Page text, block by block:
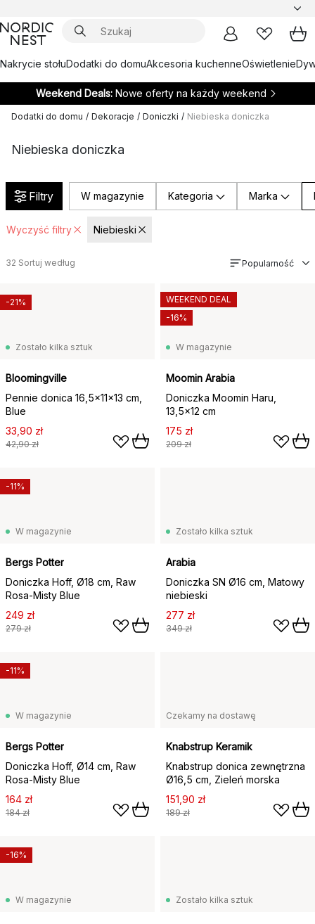
Nakrycie stołuDodatki do domuAkcesoria kuchenneOświetlenie
Weekend Deals: Nowe oferty na każdy weekend
Dodatki do domu / Dekoracje / Doniczki / Niebieska doniczka
Niebieska doniczka
Filtry W magazynie Kategoria Marka
Wyczyść filtry Niebieski
32 Sortuj według Popularność
Zostało kilka sztuk
Bloomingville
Pennie donica 16,5x11x13 cm,
Blue
33,90 zł
42,90 zł
-21%
W magazynie
Moomin Arabia
Doniczka Moomin Haru,
13,5×12 cm
175 zł
209 zł
WEEKEND DEAL
-16%
W magazynie
Bergs Potter
Doniczka Hoff, Ø18 cm, Raw
Rosa-Misty Blue
249 zł
279 zł
-11%
Zostało kilka sztuk
Arabia
Doniczka SN Ø16 cm, Matowy
niebieski
277 zł
349 zł
W magazynie
Bergs Potter
Doniczka Hoff, Ø14 cm, Raw
Rosa-Misty Blue
164 zł
184 zł
-11%
Czekamy na dostawę
Knabstrup Keramik
Knabstrup donica zewnętrzna
Ø16,5 cm, Zieleń morska
151,90 zł
189 zł
W magazynie
-16%
Zostało kilka sztuk